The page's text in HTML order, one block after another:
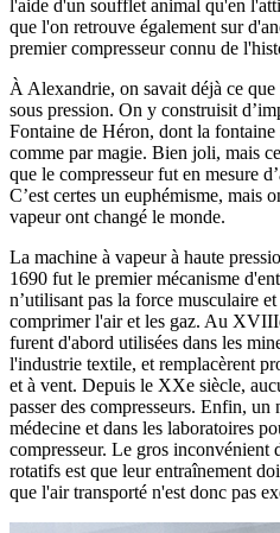
l'aide d'un soufflet animal qu'en
que l'on retrouve également sur
premier compresseur connu de
À Alexandrie, on savait déjà ce
sous pression. On y construisit
Fontaine de Héron, dont la
comme par magie. Bien joli, mais
que le compresseur fut en mesure
C’est certes un euphémisme, mais
vapeur ont changé le monde.
La machine à vapeur à haute
1690 fut le premier mécanisme
n’utilisant pas la force musculaire
comprimer l'air et les gaz. Au
furent d'abord utilisées dans les
l'industrie textile, et remplacèrent
et à vent. Depuis le XXe siècle,
passer des compresseurs. Enfin, un
médecine et dans les laboratoires
compresseur. Le gros inconvénient
rotatifs est que leur entraînement
que l'air transporté n'est donc pas